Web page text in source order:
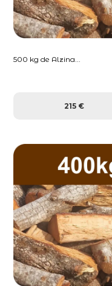
500 kg de Alzina...
215 €